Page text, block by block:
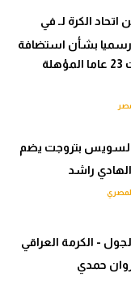
الكرة لـ في
رسميا بشأن استضافة
كأس إفريقيا تحت 23 عاما المؤهلة
بتروجت يضم
راشد
- الكرمة العراقي
حمدي